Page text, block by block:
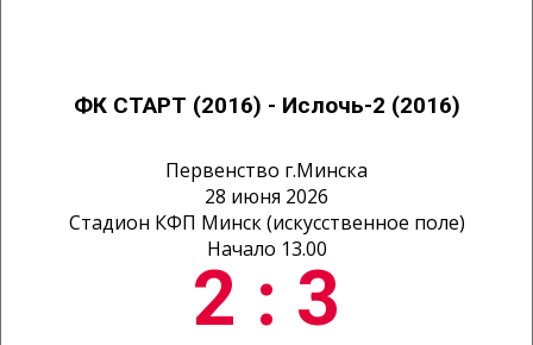
ФК СТАРТ (2016) - Ислочь-2 (2016)
Первенство г.Минска
28 июня 2026
Стадион КФП Минск (искусственное поле)
Начало 13.00
2 : 3